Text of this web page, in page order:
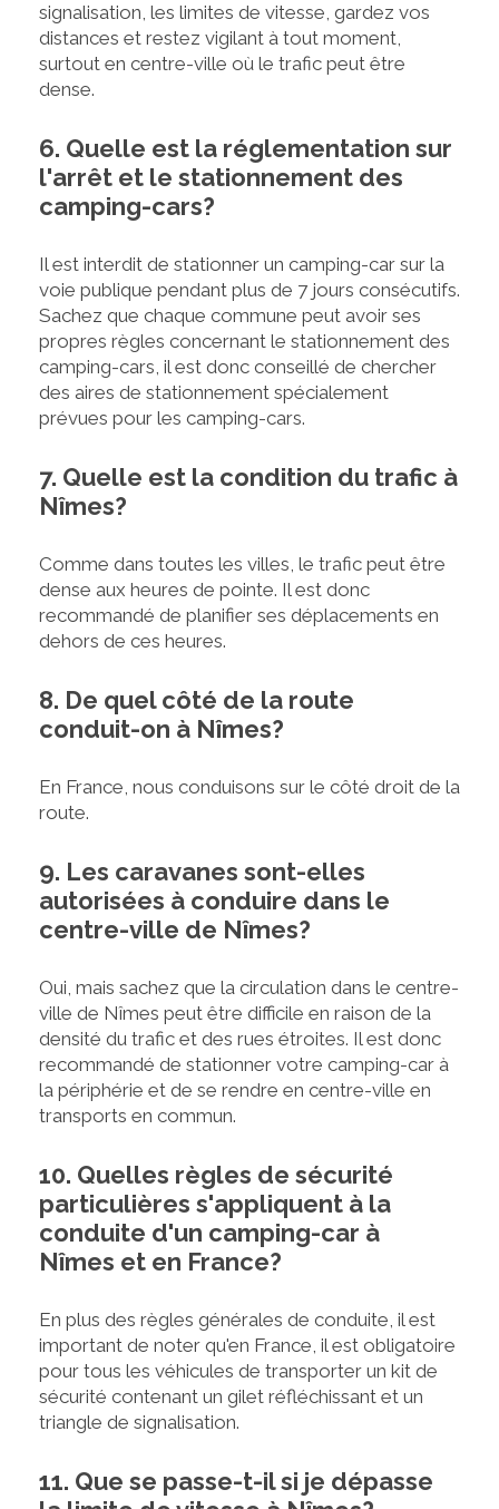
signalisation, les limites de vitesse, gardez vos
distances et restez vigilant à tout moment,
surtout en centre-ville où le trafic peut être
dense.
6. Quelle est la réglementation sur
l'arrêt et le stationnement des
camping-cars?
Il est interdit de stationner un camping-car sur la
voie publique pendant plus de 7 jours consécutifs.
Sachez que chaque commune peut avoir ses
propres règles concernant le stationnement des
camping-cars, il est donc conseillé de chercher
des aires de stationnement spécialement
prévues pour les camping-cars.
7. Quelle est la condition du trafic à
Nîmes?
Comme dans toutes les villes, le trafic peut être
dense aux heures de pointe. Il est donc
recommandé de planifier ses déplacements en
dehors de ces heures.
8. De quel côté de la route
conduit-on à Nîmes?
En France, nous conduisons sur le côté droit de la
route.
9. Les caravanes sont-elles
autorisées à conduire dans le
centre-ville de Nîmes?
Oui, mais sachez que la circulation dans le centre-
ville de Nîmes peut être difficile en raison de la
densité du trafic et des rues étroites. Il est donc
recommandé de stationner votre camping-car à
la périphérie et de se rendre en centre-ville en
transports en commun.
10. Quelles règles de sécurité
particulières s'appliquent à la
conduite d'un camping-car à
Nîmes et en France?
En plus des règles générales de conduite, il est
important de noter qu'en France, il est obligatoire
pour tous les véhicules de transporter un kit de
sécurité contenant un gilet réfléchissant et un
triangle de signalisation.
11. Que se passe-t-il si je dépasse